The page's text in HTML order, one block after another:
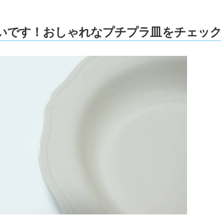
です！おしゃれなプチプラ皿をチェック